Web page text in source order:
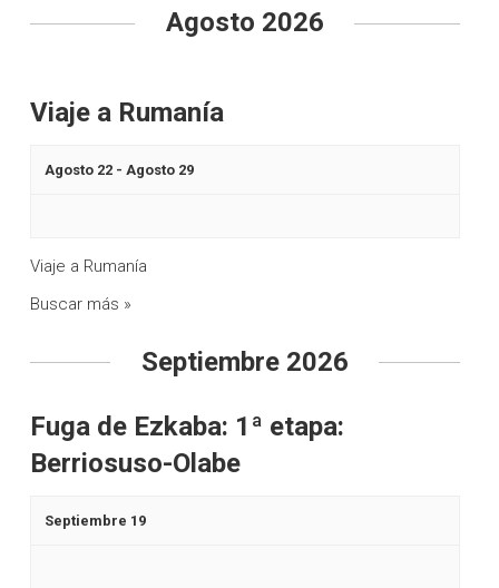
a
i
ó
n
e
b
s
q
u
d
c
e
v
t
a
Agosto 2026
Viaje a Rumanía
Agosto 22- Agosto 29
Viaje a Rumanía
Buscar más »
Septiembre 2026
Fuga de Ezkaba: 1ª etapa:
Berriosuso-Olabe
Septiembre 19